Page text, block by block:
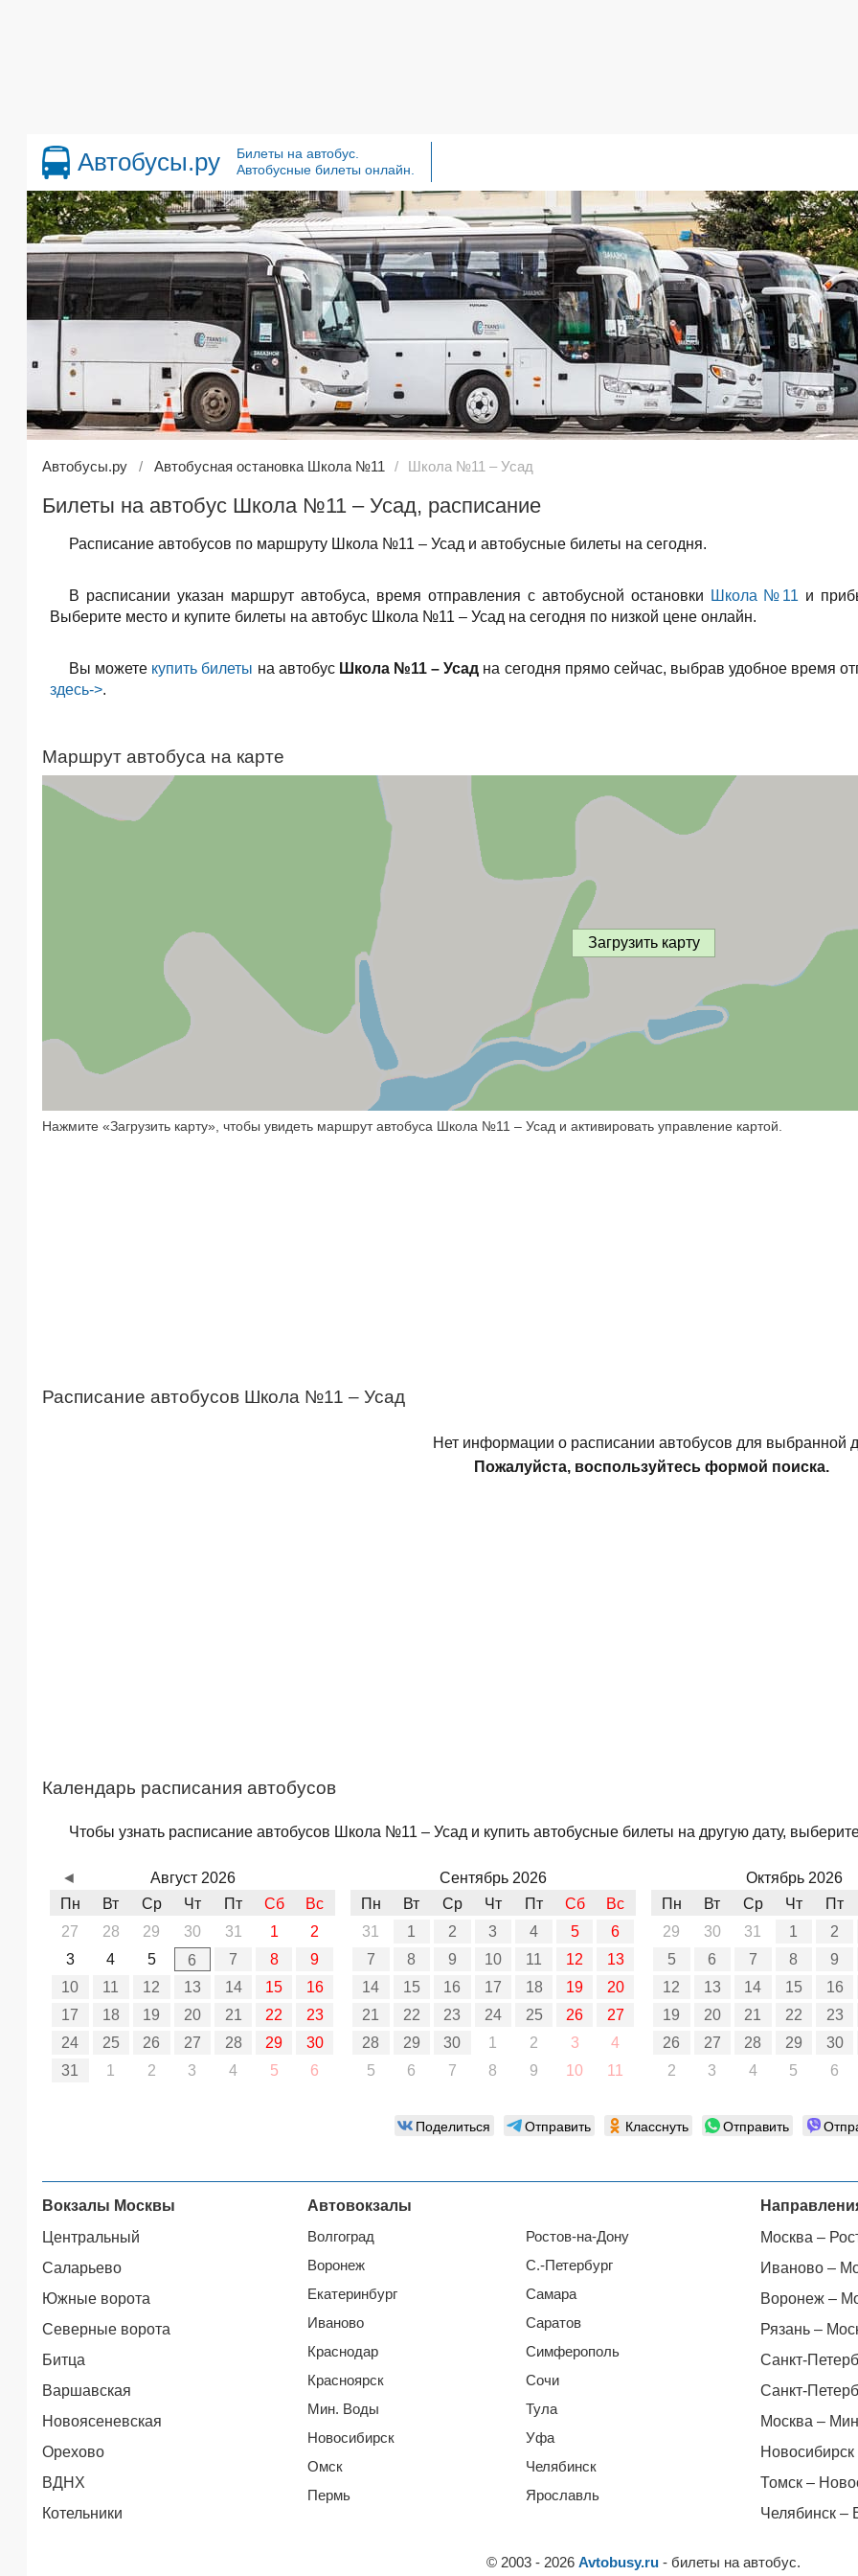
Автобусы.ру
Билеты на автобус.
Автобусные билеты онлайн.
Автобусы.ру Автобусная остановка Школа №11 Школа №11 – Усад
Билеты на автобус Школа №11 – Усад, расписание
Расписание автобусов по маршруту Школа №11 – Усад и автобусные билеты на сегодня.
В расписании указан маршрут автобуса, время отправления с автобусной остановки Школа №11 и
Выберите место и купите билеты на автобус Школа №11 – Усад на сегодня по низкой цене онлайн.
Вы можете купить билеты на автобус Школа №11 – Усад на сегодня прямо сейчас, выбрав удобное время
здесь->.
Маршрут автобуса на карте
Загрузить карту
Нажмите «Загрузить карту», чтобы увидеть маршрут автобуса Школа №11 – Усад и активировать управление картой.
Расписание автобусов Школа №11 – Усад
Нет информации о расписании автобусов для выбранной
Пожалуйста, воспользуйтесь формой поиска.
Календарь расписания автобусов
Чтобы узнать расписание автобусов Школа №11 – Усад и купить автобусные билеты на другую дату,
Август 2026
Пн
Вт Ср Чт Пт Сб
Вс
27
28 29 30 31 1
2
3
4 5 6 7 8
9
10
11 12 13 14 15
16
17
18 19 20 21 22
23
24
25 26 27 28 29
30
31
1 2 3 4 5 6
Сентябрь 2026
Пн
Вт Ср Чт Пт Сб
Вс
31
1 2 3 4 5
6
7
8 9 10 11 12
13
14
15 16 17 18 19
20
21
22 23 24 25 26
27
28
29 30 1 2 3
4
5
6 7 8 9 10 11
Октябрь 2026
Пн
Вт Ср Чт
Пт
29
30 31 1
2
5
6 7 8
9
12
13 14 15
16
19
20 21 22
23
26
27 28 29
30
2
3 4 5 6
◄
Поделиться Отправить Класснуть Отправить
Вокзалы Москвы
Центральный
Саларьево
Южные ворота
Северные ворота
Битца
Варшавская
Новоясеневская
Орехово
ВДНХ
Котельники
Автовокзалы
Волгоград
Воронеж
Екатеринбург
Иваново
Краснодар
Красноярск
Мин. Воды
Новосибирск
Омск
Пермь
Ростов-на-Дону
С.-Петербург
Самара
Саратов
Симферополь
Сочи
Тула
Уфа
Челябинск
Ярославль
Москва –
Иваново –
Воронеж –
Рязань –
Санкт-
Санкт-
Москва –
Томск –
Челябинск –
© 2003 - 2026 Avtobusy.ru - билеты на автобус.